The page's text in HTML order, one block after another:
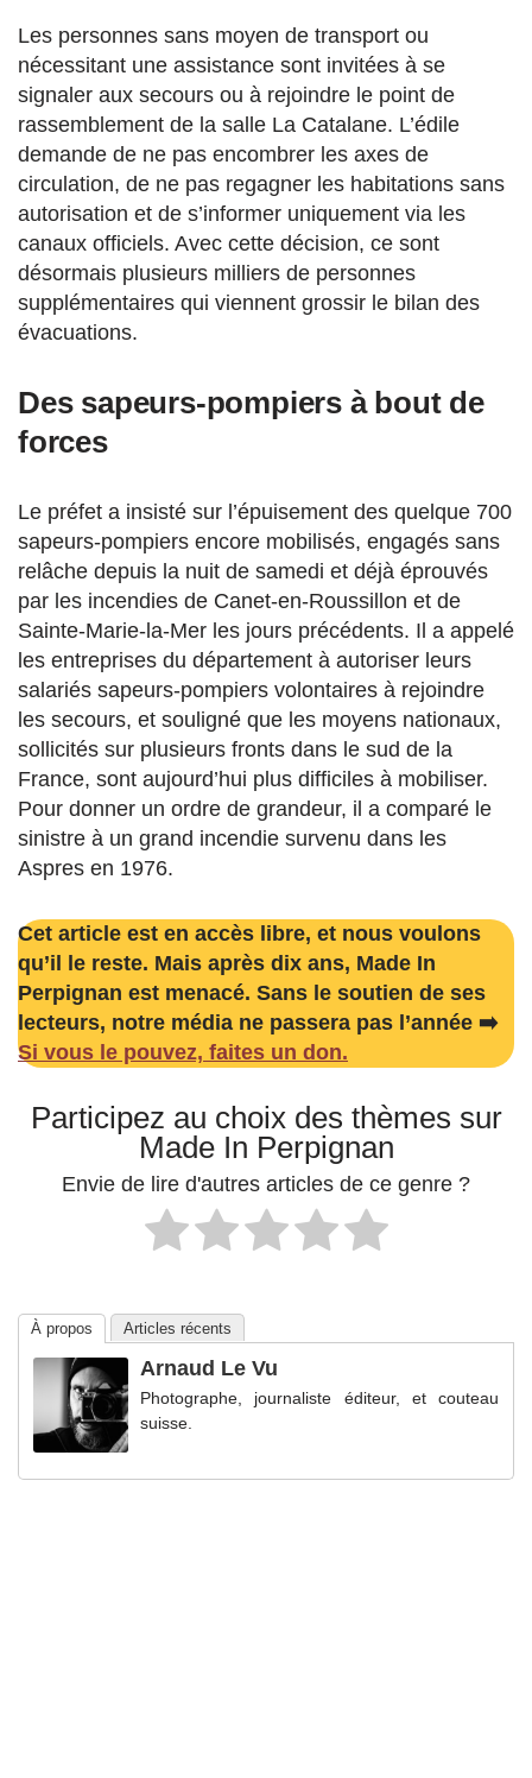
Les personnes sans moyen de transport ou
nécessitant une assistance sont invitées à se
signaler aux secours ou à rejoindre le point de
rassemblement de la salle La Catalane. L’édile
demande de ne pas encombrer les axes de
circulation, de ne pas regagner les habitations sans
autorisation et de s’informer uniquement via les
canaux officiels. Avec cette décision, ce sont
désormais plusieurs milliers de personnes
supplémentaires qui viennent grossir le bilan des
évacuations.
Des sapeurs-pompiers à bout de
forces
Le préfet a insisté sur l’épuisement des quelque 700
sapeurs-pompiers encore mobilisés, engagés sans
relâche depuis la nuit de samedi et déjà éprouvés
par les incendies de Canet-en-Roussillon et de
Sainte-Marie-la-Mer les jours précédents. Il a appelé
les entreprises du département à autoriser leurs
salariés sapeurs-pompiers volontaires à rejoindre
les secours, et souligné que les moyens nationaux,
sollicités sur plusieurs fronts dans le sud de la
France, sont aujourd’hui plus difficiles à mobiliser.
Pour donner un ordre de grandeur, il a comparé le
sinistre à un grand incendie survenu dans les
Aspres en 1976.
Cet article est en accès libre, et nous voulons
qu’il le reste. Mais après dix ans, Made In
Perpignan est menacé. Sans le soutien de ses
lecteurs, notre média ne passera pas l’année ➡️
Si vous le pouvez, faites un don.
Participez au choix des thèmes sur
Made In Perpignan
Envie de lire d'autres articles de ce genre ?
À propos Articles récents
Arnaud Le Vu
Photographe, journaliste éditeur, et couteau
suisse.